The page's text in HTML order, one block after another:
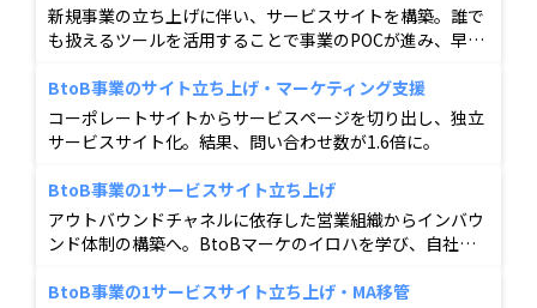
新規事業の立ち上げに伴い、サービスサイトを構築。誰で
も扱えるツールを活用することで事業のPOCが進み、早期
BtoB事業のサイト立ち上げ・マーケティング支援
コーポレートサイトからサービスページを切り出し、独立
サービスサイト化。結果、問い合わせ数が1.6倍に。
BtoB事業の1サービスサイト立ち上げ
アウトバウンドチャネルに依存した営業組織からインバウ
ンド体制の構築へ。BtoBマーケのイロハを学び、自社で
BtoB事業の1サービスサイト立ち上げ・MA移管